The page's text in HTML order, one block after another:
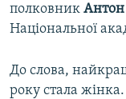
полковник
Національної
До слова,
року стала жінка.